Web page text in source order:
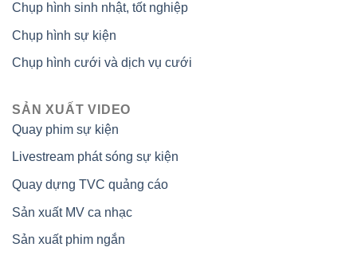
Chụp hình sinh nhật, tốt nghiệp
Chụp hình sự kiện
Chụp hình cưới và dịch vụ cưới
SẢN XUẤT VIDEO
Quay phim sự kiện
Livestream phát sóng sự kiện
Quay dựng TVC quảng cáo
Sản xuất MV ca nhạc
Sản xuất phim ngắn